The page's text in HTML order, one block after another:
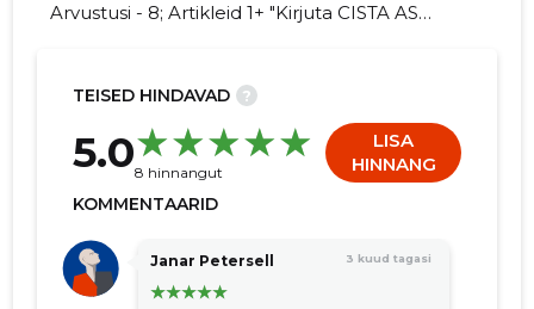
Arvustusi - 8; Artikleid 1+ "Kirjuta CISTA AS
TEISED HINDAVAD ?
5.08 hinnangut
LISA
HINNANG
KOMMENTAARID
Janar Petersell 3 kuud tagasi